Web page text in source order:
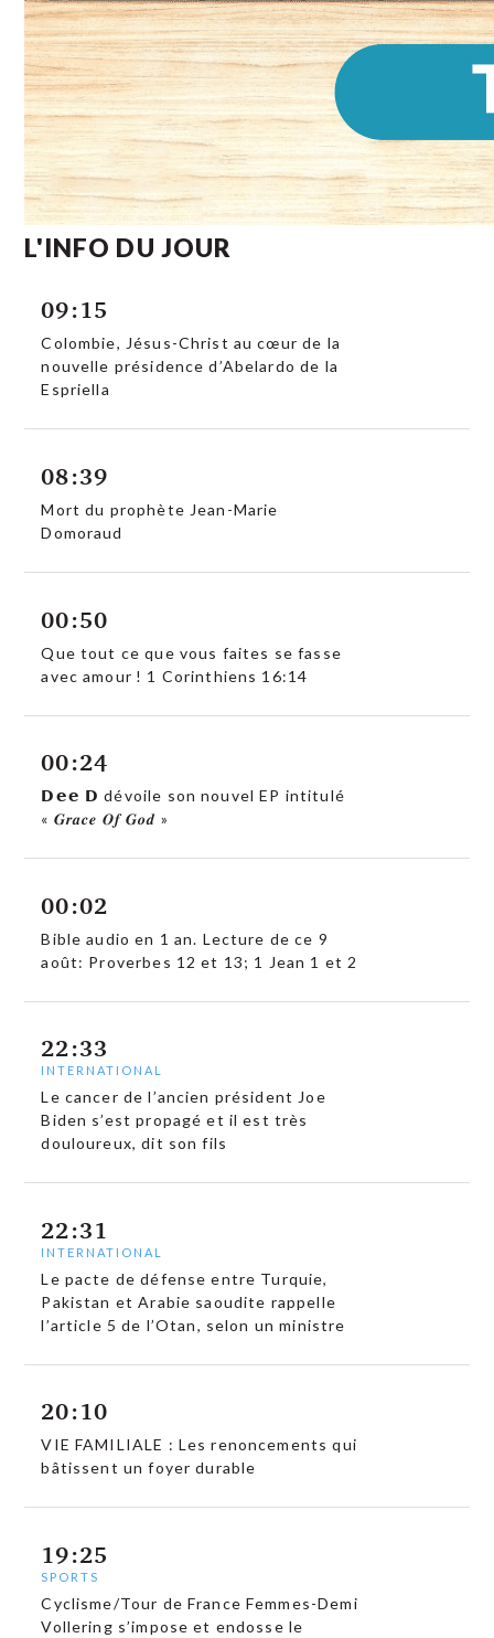
L'INFO DU JOUR
09:15
Colombie, Jésus-Christ au cœur de la
nouvelle présidence d’Abelardo de la
Espriella
08:39
Mort du prophète Jean-Marie
Domoraud
00:50
Que tout ce que vous faites se fasse
avec amour ! 1 Corinthiens 16:14
00:24
𝗗𝗲𝗲 𝗗 dévoile son nouvel EP intitulé
« 𝑮𝒓𝒂𝒄𝒆 𝑶𝒇 𝑮𝒐𝒅 »
00:02
Bible audio en 1 an. Lecture de ce 9
août: Proverbes 12 et 13; 1 Jean 1 et 2
22:33
INTERNATIONAL
Le cancer de l’ancien président Joe
Biden s’est propagé et il est très
douloureux, dit son fils
22:31
INTERNATIONAL
Le pacte de défense entre Turquie,
Pakistan et Arabie saoudite rappelle
l’article 5 de l’Otan, selon un ministre
20:10
VIE FAMILIALE : Les renoncements qui
bâtissent un foyer durable
19:25
SPORTS
Cyclisme/Tour de France Femmes-Demi
Vollering s’impose et endosse le